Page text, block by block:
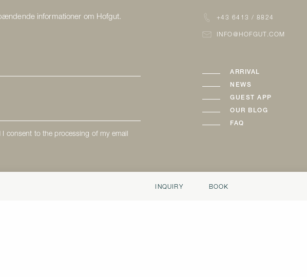
INQUIRY BOOK
informationer om Hofgut.
consent to the processing of my email
+43 6413 / 8824
INFO@HOFGUT.COM
ARRIVAL
NEWS
GUEST APP
OUR BLOG
FAQ